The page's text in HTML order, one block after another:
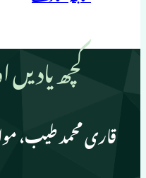
کچھ یادیں
قاری محمد طیب،